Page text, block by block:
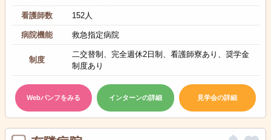
看護師数 152人
病院機能 救急指定病院
制度
二交替制、完全週休2日制、看護師寮あり、奨学金
制度あり
Webパンフをみる インターンの詳細 見学会の詳細